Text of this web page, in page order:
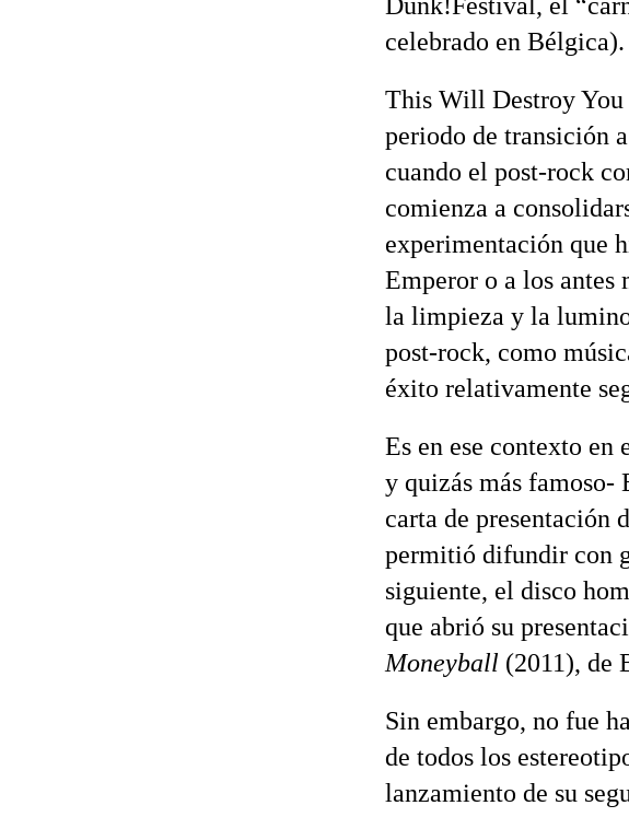
celebrado en Bélgica).
This Will Destroy You
periodo de transición
cuando el post-rock
comienza a
experimentación que
Emperor o a los antes
la limpieza y la
post-rock, como
éxito relativamente
Es en ese contexto
y quizás más famoso-
carta de presentación
permitió difundir con
siguiente, el disco
que abrió su
Moneyball (2011), de
Sin embargo, no fue
de todos los
lanzamiento de su